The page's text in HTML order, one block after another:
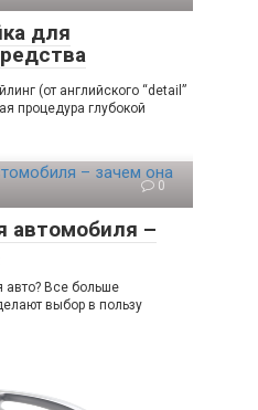
для
(от английского “detail”
процедура глубокой
0
автомобиля –
авто? Все больше
выбор в пользу